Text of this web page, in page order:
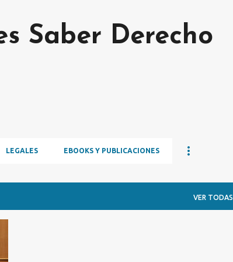
Saber Derecho
LEGALES EBOOKS Y PUBLICACIONES
VER TODAS